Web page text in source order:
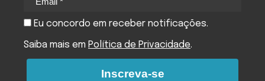
Eu concordo em receber notificações.
Saiba mais em Política de Privacidade.
Inscreva-se